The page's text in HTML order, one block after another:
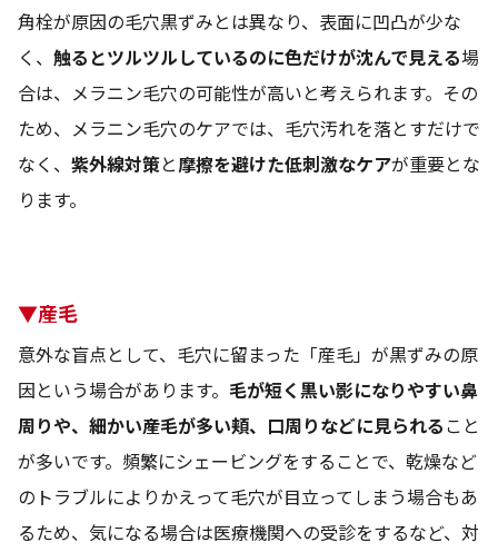
角栓が原因の毛穴黒ずみとは異なり、表面に凹凸が少な
く、 触るとツルツルしているのに色だけが沈んで見える場
合は、メラニン毛穴の可能性が高いと考えられます。その
ため、メラニン毛穴のケアでは、毛穴汚れを落とすだけで
なく、 紫外線対策と摩擦を避けた低刺激なケアが重要とな
ります。
▼産毛
意外な盲点として、毛穴に留まった「産毛」が黒ずみの原
因という場合があります。 毛が短く黒い影になりやすい鼻
周りや、細かい産毛が多い頬、口周りなどに見られる こと
が多いです。頻繁にシェービングをすることで、乾燥など
のトラブルによりかえって毛穴が目立ってしまう場合もあ
るため、気になる場合は医療機関への受診をするなど、対